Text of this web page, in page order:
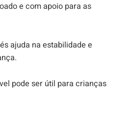
e com apoio para as
ajuda na estabilidade e
pode ser útil para crianças